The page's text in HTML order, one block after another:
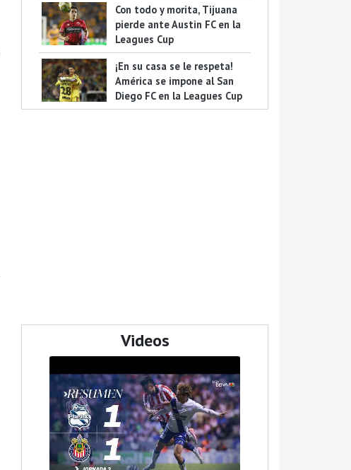
Con todo y morita, Tijuana
pierde ante Austin FC en la
Leagues Cup
¡En su casa se le respeta!
América se impone al San
Diego FC en la Leagues Cup
Videos